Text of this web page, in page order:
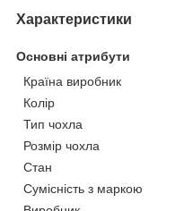
Характеристики
Основні атрибути
Країна виробник
Колір
Тип чохла
Розмір чохла
Стан
Сумісність з маркою